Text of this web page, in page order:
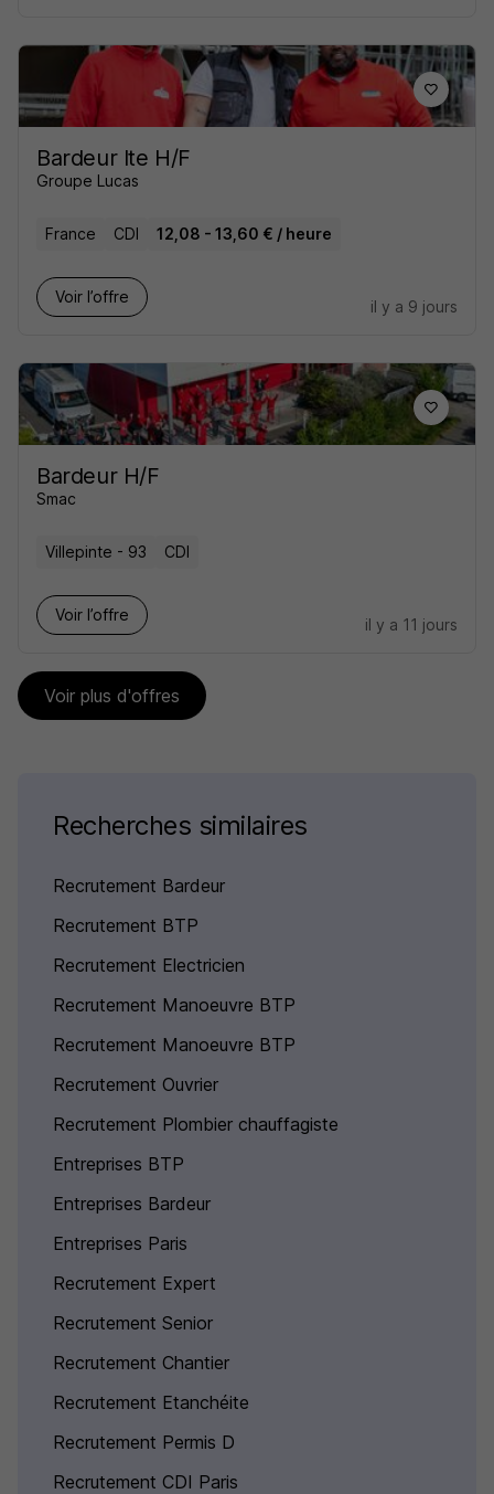
Bardeur Ite H/F
Groupe Lucas
France CDI 12,08 - 13,60 € / heure
Voir l’offre
il y a 9 jours
Bardeur H/F
Smac
Villepinte - 93 CDI
Voir l’offre
il y a 11 jours
Voir plus d'offres
Recherches similaires
Recrutement Bardeur
Recrutement BTP
Recrutement Electricien
Recrutement Manoeuvre BTP
Recrutement Manoeuvre BTP
Recrutement Ouvrier
Recrutement Plombier chauffagiste
Entreprises BTP
Entreprises Bardeur
Entreprises Paris
Recrutement Expert
Recrutement Senior
Recrutement Chantier
Recrutement Etanchéite
Recrutement Permis D
Recrutement CDI Paris